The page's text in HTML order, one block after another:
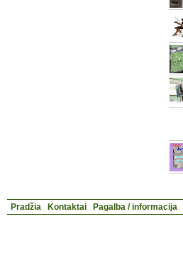
Pradžia Kontaktai Pagalba / informacija